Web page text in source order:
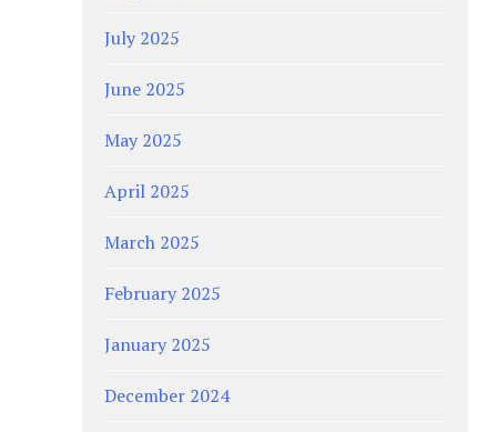
July 2025
June 2025
May 2025
April 2025
March 2025
February 2025
January 2025
December 2024